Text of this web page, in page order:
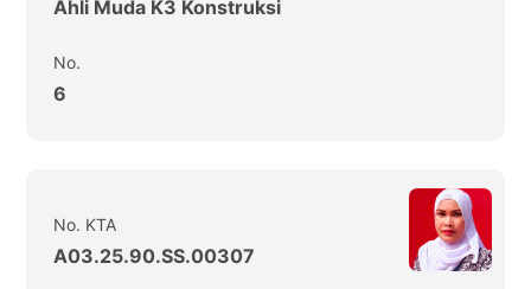
Ahli Muda K3 Konstruksi
No.
6
No. KTA
A03.25.90.SS.00307